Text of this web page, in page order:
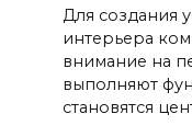
Для создания
интерьера
внимание на
выполняют
становятся